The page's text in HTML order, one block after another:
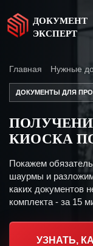
ДОКУМЕНТ
ЭКСПЕРТ
Главная Нужные
ДОКУМЕНТЫ ДЛЯ
КИОСКА
Покажем
шаурмы и
каких документов
комплекта - за 15
УЗНАТЬ,